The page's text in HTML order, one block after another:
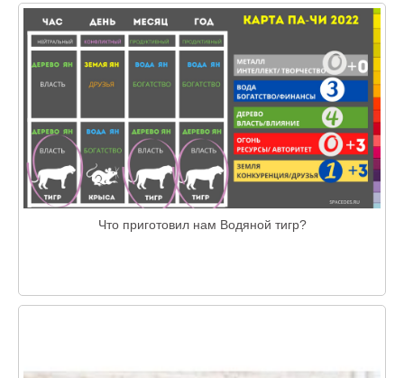
Что приготовил нам Водяной тигр?